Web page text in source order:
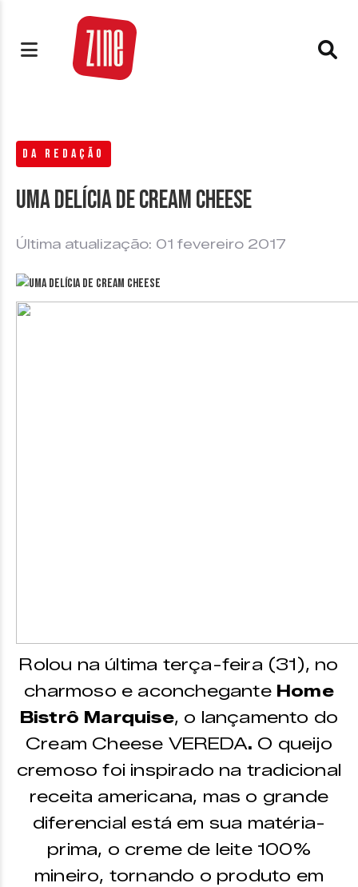
DA REDAÇÃO
Uma delícia de Cream Cheese
Última atualização: 01 fevereiro 2017
Rolou na última terça-feira (31), no
charmoso e aconchegante Home
Bistrô Marquise, o lançamento do
Cream Cheese VEREDA. O queijo
cremoso foi inspirado na tradicional
receita americana, mas o grande
diferencial está em sua matéria-
prima, o creme de leite 100%
mineiro, tornando o produto em